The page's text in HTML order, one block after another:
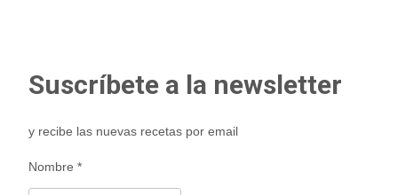
Suscríbete a la newsletter
y recibe las nuevas recetas por email
Nombre *